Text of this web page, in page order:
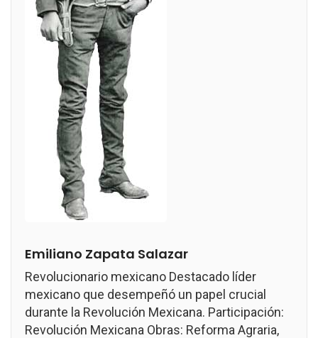
Emiliano Zapata Salazar
Revolucionario mexicano Destacado líder
mexicano que desempeñó un papel crucial
durante la Revolución Mexicana. Participación:
Revolución Mexicana Obras: Reforma Agraria,